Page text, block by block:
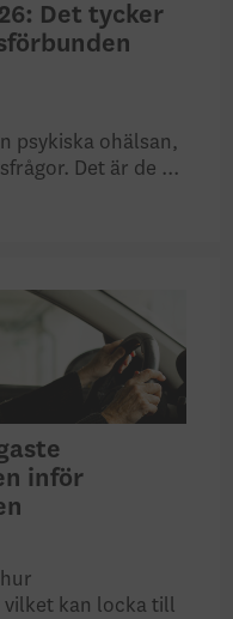
Det tycker
psykiska ohälsan,
Det är de ...
inför
vilket kan locka till